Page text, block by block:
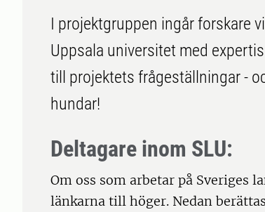
I projektgruppen ingår forskare
Uppsala universitet med
till projektets frågeställningar -
hundar!
Deltagare inom SLU:
Om oss som arbetar på Sveriges
länkarna till höger. Nedan